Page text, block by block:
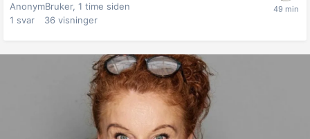
AnonymBruker, 1 time siden
1 svar 36 visninger